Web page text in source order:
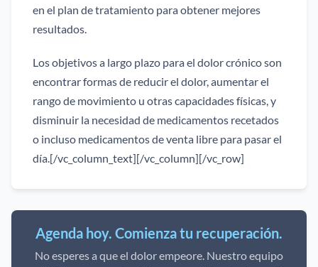
en el plan de tratamiento para obtener mejores
resultados.
Los objetivos a largo plazo para el dolor crónico son
encontrar formas de reducir el dolor, aumentar el
rango de movimiento u otras capacidades físicas, y
disminuir la necesidad de medicamentos recetados
o incluso medicamentos de venta libre para pasar el
día.[/vc_column_text][/vc_column][/vc_row]
Agenda hoy. Comienza tu recuperación.
No esperes a que el dolor empeore. Nuestro equipo